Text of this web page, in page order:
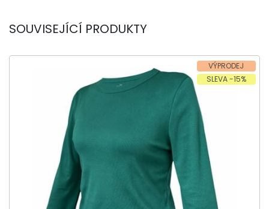
SOUVISEJÍCÍ PRODUKTY
VÝPRODEJ
SLEVA -15%